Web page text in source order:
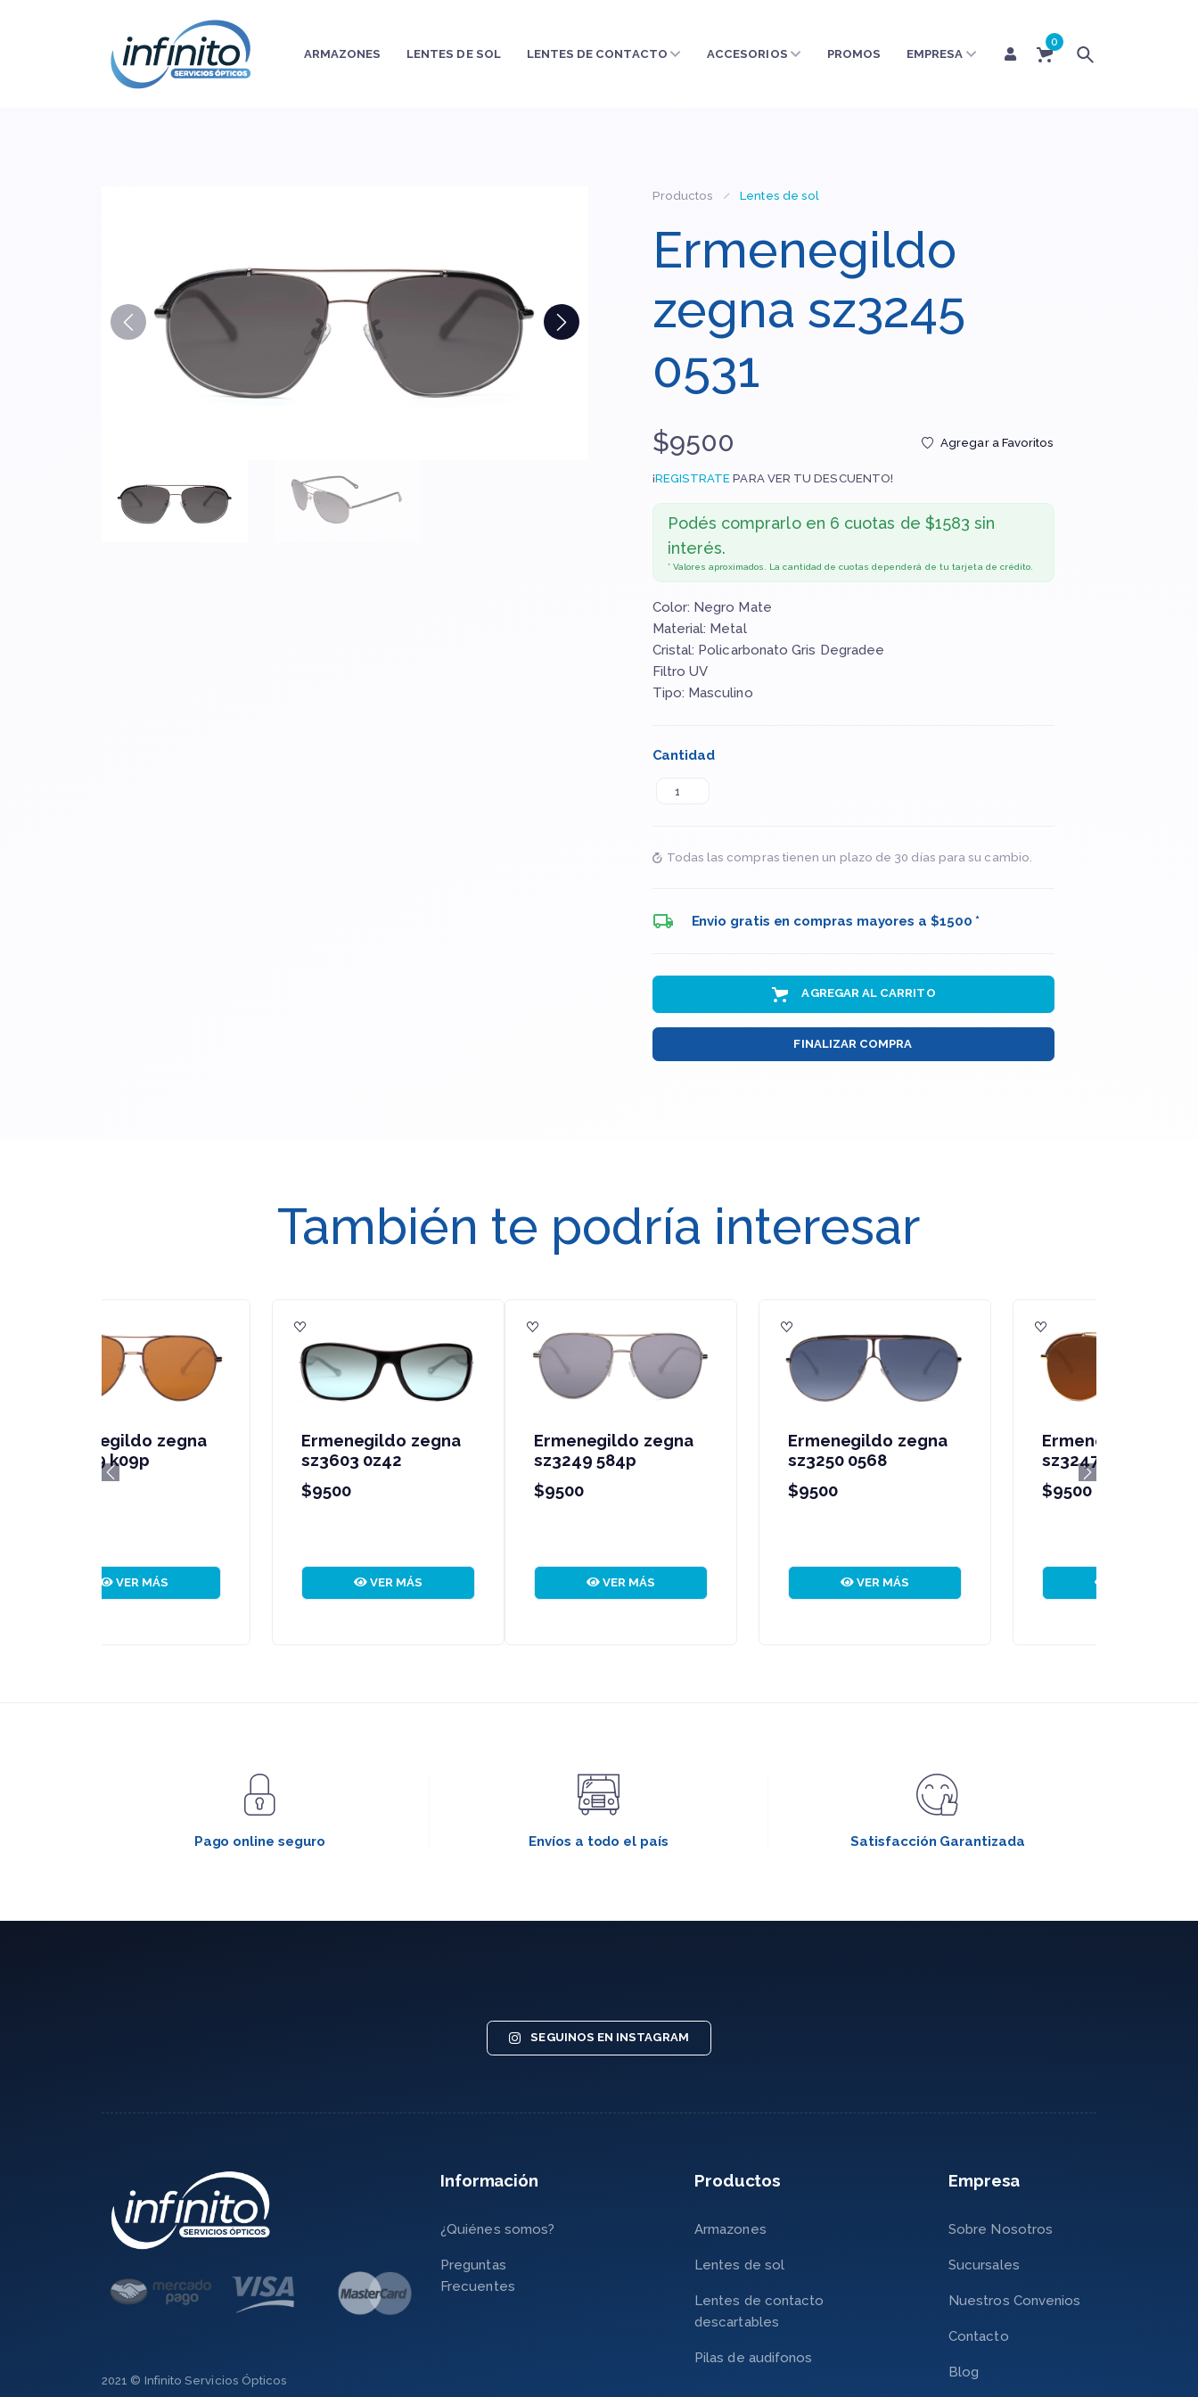
0
ARMAZONES
LENTES DE SOL LENTES DE CONTACTO ACCESORIOS PROMOS EMPRESA
Productos Lentes de sol
Ermenegildo
zegna sz3245
0531
$9500 Agregar a Favoritos
¡REGISTRATE PARA VER TU DESCUENTO!
Podés comprarlo en 6 cuotas de $1583 sin
interés.
* Valores aproximados. La cantidad de cuotas dependerá de tu tarjeta de crédito.
Color: Negro Mate
Material: Metal
Cristal: Policarbonato Gris Degradee
Filtro UV
Tipo: Masculino
Cantidad
Todas las compras tienen un plazo de 30 días para su cambio.
Envio gratis en compras mayores a $1500 *
AGREGAR AL CARRITO
FINALIZAR COMPRA
También te podría interesar
Ermenegildo zegna
sz3249 584p
Ermenegildo zegna
sz3250 0568
Ermenegildo zegna
Ermenegildo zegna
Previous Next
Pago online seguro Envíos a todo el país Satisfacción Garantizada
SEGUINOS EN INSTAGRAM
Información
¿Quiénes somos?
Preguntas
Frecuentes
Productos
Armazones
Lentes de sol
Lentes de contacto
descartables
Pilas de audifonos
Empresa
Sobre Nosotros
Sucursales
Nuestros Convenios
Contacto
Blog
2021 © Infinito Servicios Ópticos